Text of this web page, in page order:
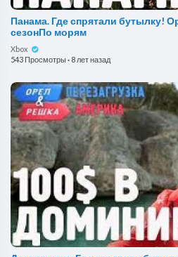
Панама. Где спрятали бутылку!
сезонПо морям
Xbox
543 Просмотры· 8 лет назад